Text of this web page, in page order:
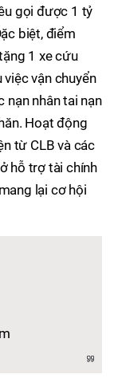
gọi được 1 tỷ
biệt, điểm
1 xe cứu
vận chuyển
nạn nhân tai nạn
Hoạt động
từ CLB và các
hỗ trợ tài chính
lại cơ hội